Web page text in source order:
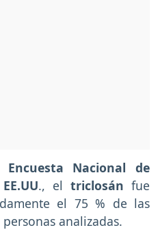
Encuesta Nacional de
., el triclosánfue
el 75 % de las
analizadas.